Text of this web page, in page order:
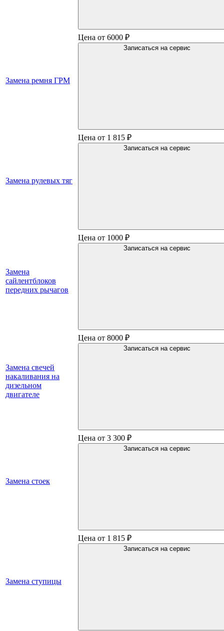
Замена ремня ГРМ
Цена от 6000 ₽
Записаться на сервис
Замена рулевых тяг
Цена от 1 815 ₽
Записаться на сервис
Замена
сайлентблоков
передних рычагов
Цена от 1000 ₽
Записаться на сервис
Замена свечей
накаливания на
дизельном
двигателе
Цена от 8000 ₽
Записаться на сервис
Замена стоек
Цена от 3 300 ₽
Записаться на сервис
Замена ступицы
Цена от 1 815 ₽
Записаться на сервис